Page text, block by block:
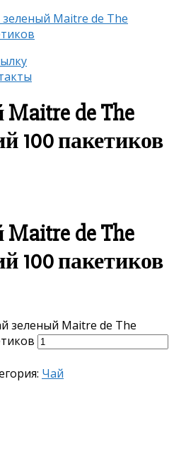
Maitre de The
de The
100 пакетиков
de The
100 пакетиков
зеленый Maitre de The
Чай